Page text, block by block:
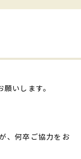
いします。
、何卒ご協力をお